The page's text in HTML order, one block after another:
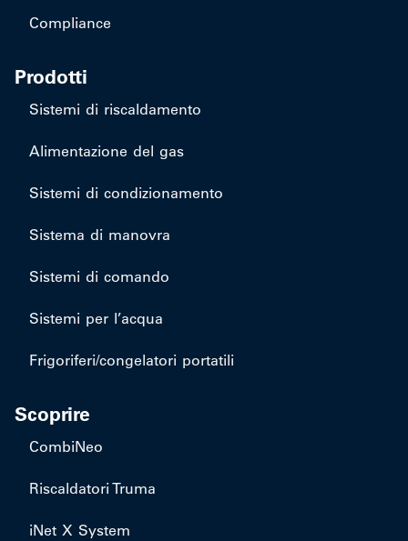
Compliance
Prodotti
Sistemi di riscaldamento
Alimentazione del gas
Sistemi di condizionamento
Sistema di manovra
Sistemi di comando
Sistemi per l’acqua
Frigoriferi/congelatori portatili
Scoprire
CombiNeo
Riscaldatori Truma
iNet X System